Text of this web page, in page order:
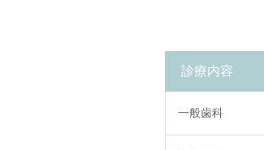
診療内容
一般歯科